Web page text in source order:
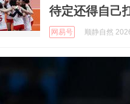
待定还得自己
网易号 顺静自然